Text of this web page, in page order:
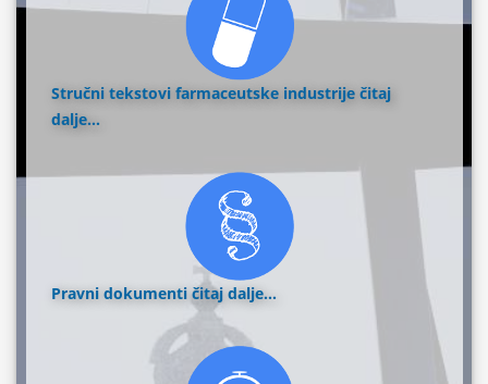
Stručni tekstovi farmaceutske industriječitaj
dalje...
Pravni dokumentičitaj dalje...